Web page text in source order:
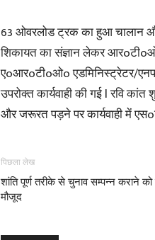
63 ओवरलोड ट्रक का हुआ चालान
शिकायत का संज्ञान लेकर
एoआरoटीoओo एडमिनिस्ट्रेटर/
उपरोक्त कार्यवाही की गई l रवि कांत
और जरूरत पड़ने पर कार्यवाही में
पिछला लेख
शांति पूर्ण तरीके से चुनाव सम्पन्न कराने
मौजूद